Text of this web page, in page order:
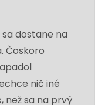
dostane na
Čoskoro
nič iné
než sa na prvý